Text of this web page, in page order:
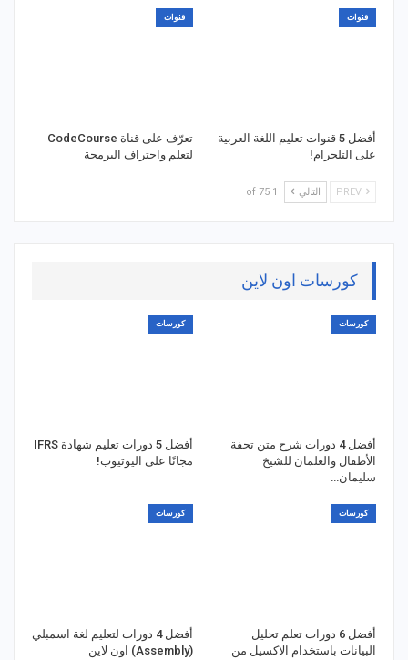
قنوات
أفضل 5 قنوات تعليم اللغة العربية
على التلجرام!
قنوات
تعرّف على قناة CodeCourse
لتعلم واحتراف البرمجة
التالي 1 of 75
كورسات اون لاين
كورسات
أفضل 4 دورات شرح متن تحفة
الأطفال والغلمان للشيخ
سليمان…
كورسات
أفضل 5 دورات تعليم شهادة IFRS
مجانًا على اليوتيوب!
كورسات
أفضل 6 دورات تعلم تحليل
البيانات باستخدام الاكسيل من
كورسات
أفضل 4 دورات لتعليم لغة اسمبلي
(Assembly) اون لاين